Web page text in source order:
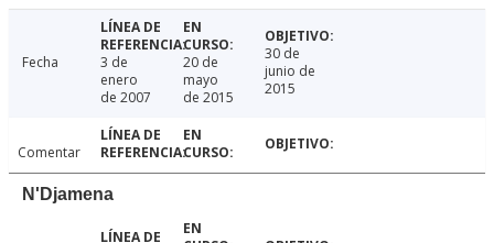
Fecha
3 de
enero
de 2007
20 de
mayo
de 2015
30 de
junio de
2015
Comentar
N'Djamena